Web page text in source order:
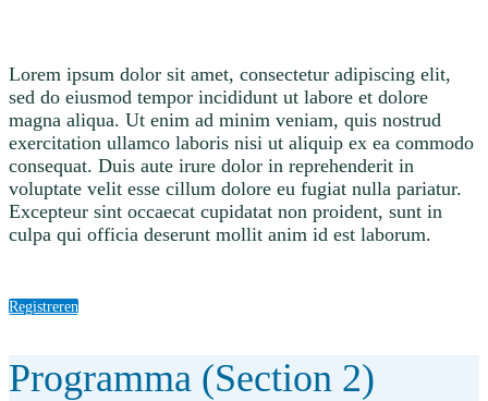
Lorem ipsum dolor sit amet, consectetur adipiscing elit,
sed do eiusmod tempor incididunt ut labore et dolore
magna aliqua. Ut enim ad minim veniam, quis nostrud
exercitation ullamco laboris nisi ut aliquip ex ea commodo
consequat. Duis aute irure dolor in reprehenderit in
voluptate velit esse cillum dolore eu fugiat nulla pariatur.
Excepteur sint occaecat cupidatat non proident, sunt in
culpa qui officia deserunt mollit anim id est laborum.
Registreren
Programma (Section 2)